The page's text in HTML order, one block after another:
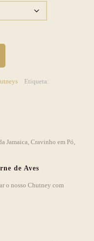
Etiqueta:
Jamaica, Cravinho em Pó,
de Aves
o nosso Chutney com